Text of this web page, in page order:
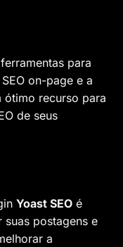
para
on-page e a
ótimo recurso para
de seus
Yoast SEO é
suas postagens e
a